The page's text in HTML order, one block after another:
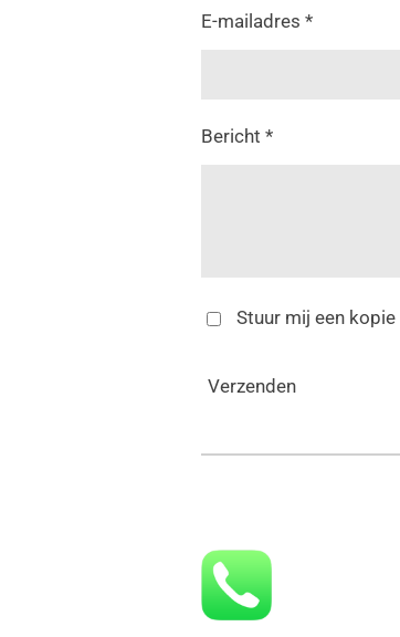
E-mailadres *
Bericht *
Stuur mij een kopie
Verzenden